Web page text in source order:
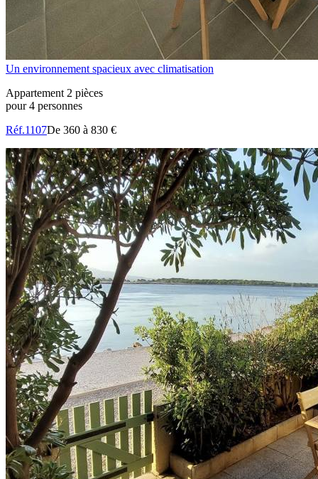
Un environnement spacieux avec climatisation
Appartement 2 pièces
pour 4 personnes
Réf.1107De 360 à 830 €